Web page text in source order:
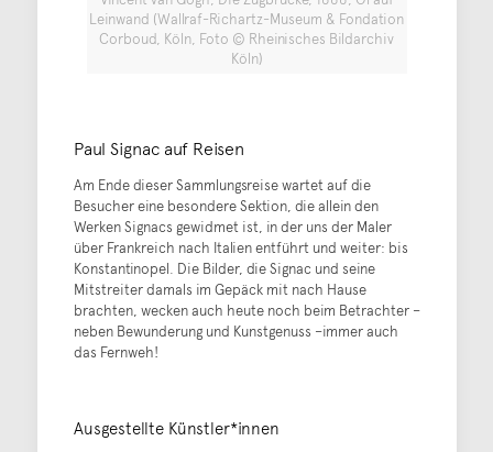
Leinwand (Wallraf-Richartz-Museum & Fondation
Corboud, Köln, Foto © Rheinisches Bildarchiv
Köln)
Paul Signac auf Reisen
Am Ende dieser Sammlungsreise wartet auf die
Besucher eine besondere Sektion, die allein den
Werken Signacs gewidmet ist, in der uns der Maler
über Frankreich nach Italien entführt und weiter: bis
Konstantinopel. Die Bilder, die Signac und seine
Mitstreiter damals im Gepäck mit nach Hause
brachten, wecken auch heute noch beim Betrachter –
neben Bewunderung und Kunstgenuss –immer auch
das Fernweh!
Ausgestellte Künstler*innen